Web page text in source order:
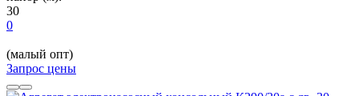
30
0
(малый опт)
Запрос цены